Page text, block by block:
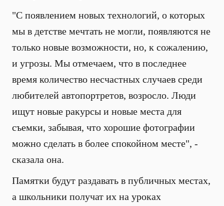
"С появлением новых технологий, о которых
мы в детстве мечтать не могли, появляются не
только новые возможности, но, к сожалению,
и угрозы. Мы отмечаем, что в последнее
время количество несчастных случаев среди
любителей автопортретов, возросло. Люди
ищут новые ракурсы и новые места для
съемки, забывая, что хорошие фотографии
можно сделать в более спокойном месте", -
сказала она.
Памятки будут раздавать в публичных местах,
а школьники получат их на уроках